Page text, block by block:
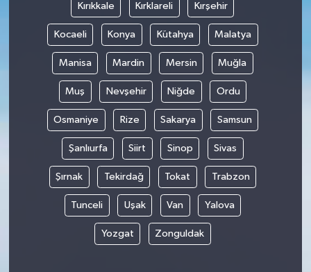
Kırıkkale Kırklareli Kırşehir
Kocaeli Konya Kütahya Malatya
Manisa Mardin Mersin Muğla
Muş Nevşehir Niğde Ordu
Osmaniye Rize Sakarya Samsun
Şanlıurfa Siirt Sinop Sivas
Şırnak Tekirdağ Tokat Trabzon
Tunceli Uşak Van Yalova
Yozgat Zonguldak